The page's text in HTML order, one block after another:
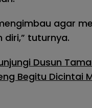
agar
diri,” tuturnya.
Dusun
Begitu Dicintai